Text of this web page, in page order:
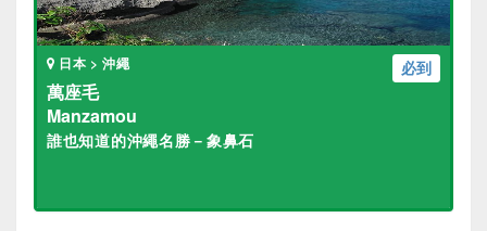
必到
日本 > 沖繩
萬座毛
Manzamou
誰也知道的沖繩名勝－象鼻石